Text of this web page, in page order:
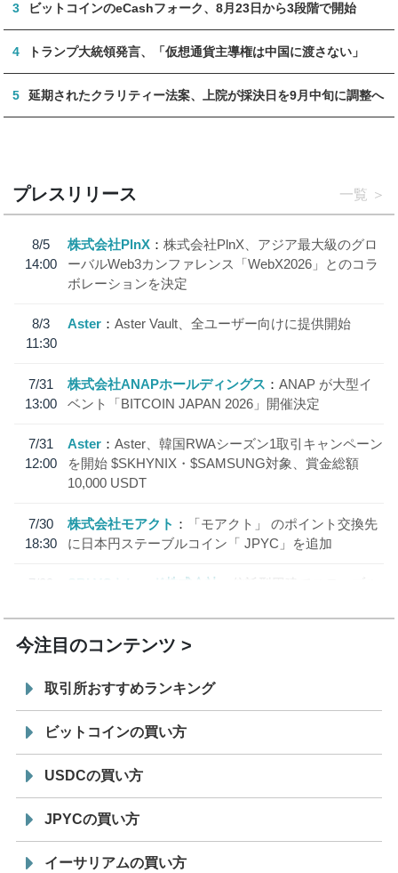
3 ビットコインのeCashフォーク、8月23日から3段階で開始
4 トランプ大統領発言、「仮想通貨主導権は中国に渡さない」
5 延期されたクラリティー法案、上院が採決日を9月中旬に調整へ
プレスリリース 一覧
8/5
14:00
株式会社PlnX
株式会社PlnX、アジア最大級のグロ
ーバルWeb3カンファレンス「WebX2026」とのコラ
ボレーションを決定
8/3
11:30
Aster Aster Vault、全ユーザー向けに提供開始
7/31
13:00
株式会社ANAPホールディングス
ANAP が大型イ
ベント「BITCOIN JAPAN 2026」開催決定
7/31
12:00
Aster
Aster、韓国RWAシーズン1取引キャンペーン
を開始 $SKHYNIX・$SAMSUNG対象、賞金総額
10,000 USDT
7/30
18:30
株式会社モアクト
「モアクト」 のポイント交換先
に日本円ステーブルコイン「 JPYC」を追加
7/29
SBI VCトレード株式会社
信託型円建てステーブル
今注目のコンテンツ
取引所おすすめランキング
ビットコインの買い方
USDCの買い方
JPYCの買い方
イーサリアムの買い方